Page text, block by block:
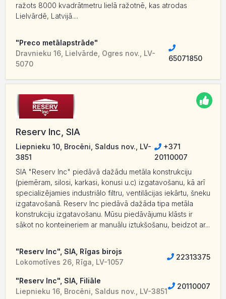
ražots 8000 kvadrātmetru lielā ražotnē, kas atrodas
Lielvārdē, Latvijā....
"Preco metālapstrāde"
Dravnieku 16, Lielvārde, Ogres nov., LV-
5070
65071850
Reserv Inc, SIA
Liepnieku 10, Brocēni, Saldus nov., LV-
3851
+371
20110007
SIA "Reserv Inc" piedāvā dažādu metāla konstrukciju
(piemēram, silosi, karkasi, konusi u.c) izgatavošanu, kā arī
specializējamies industriālo filtru, ventilācijas iekārtu, šneku
izgatavošanā. Reserv Inc piedāvā dažāda tipa metāla
konstrukciju izgatavošanu. Mūsu piedāvājumu klāsts ir
sākot no konteineriem ar manuālu iztukšošanu, beidzot ar...
"Reserv Inc", SIA, Rīgas birojs
Lokomotīves 26, Rīga, LV-1057
22313375
"Reserv Inc", SIA, Filiāle
Liepnieku 16, Brocēni, Saldus nov., LV-3851
20110007